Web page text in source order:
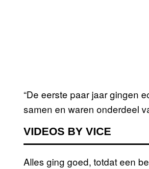
“De eerste paar jaar gingen
samen en waren onderdeel
VIDEOS BY VICE
Alles ging goed, totdat een